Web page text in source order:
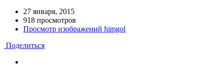
27 января, 2015
918 просмотров
Просмотр изображений himgol
Поделиться